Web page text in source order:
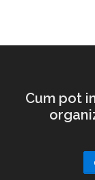
Cum pot